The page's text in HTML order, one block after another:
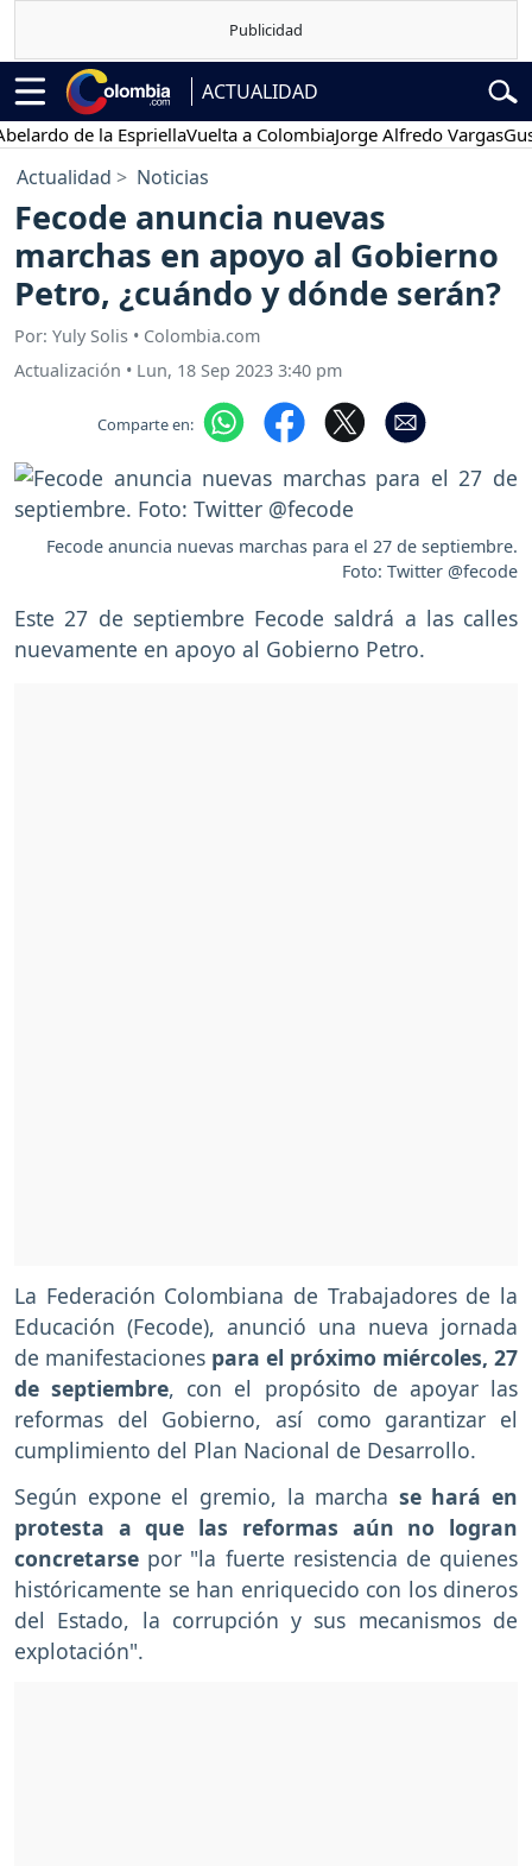
ACTUALIDAD
de la EspriellaVuelta a ColombiaJorge Alfredo VargasGustavo
Actualidad Noticias
Fecode anuncia nuevas
marchas en apoyo al Gobierno
Petro, ¿cuándo y dónde serán?
Por: Yuly Solis • Colombia.com
Actualización • Lun, 18 Sep 2023 3:40 pm
Comparte en:
Fecode anuncia nuevas marchas para el 27 de septiembre.
Foto: Twitter @fecode
Este 27 de septiembre Fecode saldrá a las calles
nuevamente en apoyo al Gobierno Petro.
La Federación Colombiana de Trabajadores de la
Educación (Fecode), anunció una nueva jornada
de manifestaciones para el próximo miércoles, 27
de septiembre, con el propósito de apoyar las
reformas del Gobierno, así como garantizar el
cumplimiento del Plan Nacional de Desarrollo.
Según expone el gremio, la marcha se hará en
protesta a que las reformas aún no logran
concretarse por "la fuerte resistencia de quienes
históricamente se han enriquecido con los dineros
del Estado, la corrupción y sus mecanismos de
explotación".